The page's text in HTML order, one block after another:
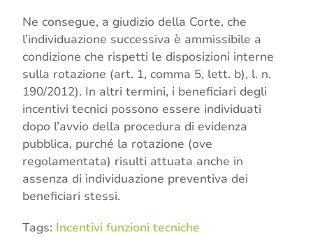
Ne consegue, a giudizio della Corte, che
l’individuazione successiva è ammissibile a
condizione che rispetti le disposizioni interne
sulla rotazione (art. 1, comma 5, lett. b), l. n.
190/2012). In altri termini, i beneficiari degli
incentivi tecnici possono essere individuati
dopo l’avvio della procedura di evidenza
pubblica, purché la rotazione (ove
regolamentata) risulti attuata anche in
assenza di individuazione preventiva dei
beneficiari stessi.
Tags: Incentivi funzioni tecniche